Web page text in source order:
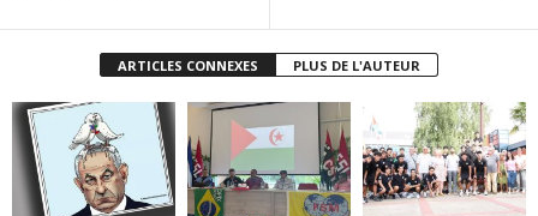
ARTICLES CONNEXES PLUS DE L'AUTEUR